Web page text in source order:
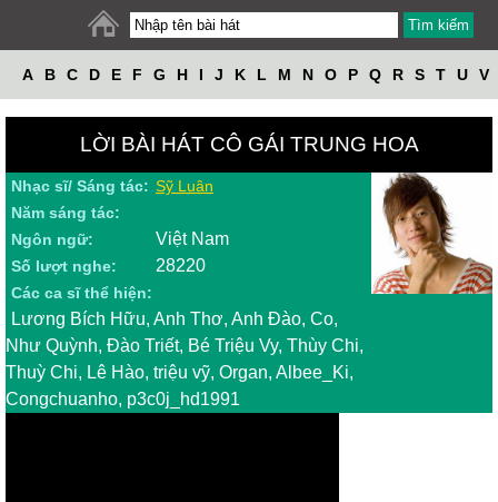
A B C D E F G H I J K L M N O P Q R S T U V
LỜI BÀI HÁT CÔ GÁI TRUNG HOA
Nhạc sĩ/ Sáng tác: Sỹ Luân
Năm sáng tác:
Ngôn ngữ:
Việt Nam
Số lượt nghe: 28220
Các ca sĩ thể hiện:
Lương Bích Hữu, Anh Thơ, Anh Đào, Co,
Như Quỳnh, Đào Triết, Bé Triệu Vy, Thùy Chi,
Thuỳ Chi, Lê Hào, triệu vỹ, Organ, Albee_Ki,
Congchuanho, p3c0j_hd1991